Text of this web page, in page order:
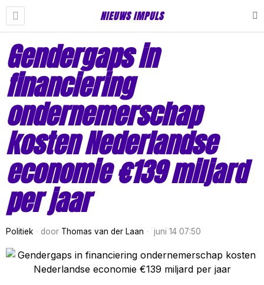
NIEUWS IMPULS
Gendergaps in
financiering
ondernemerschap
kosten Nederlandse
economie €139 miljard
per jaar
Politiek door Thomas van der Laan juni 14 07:50